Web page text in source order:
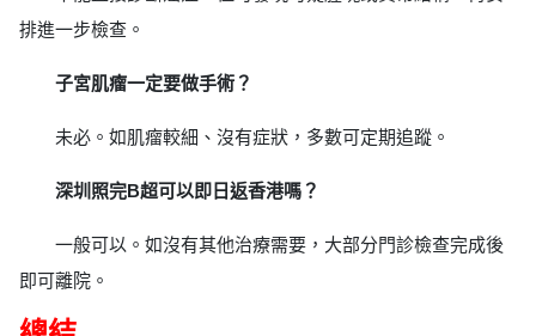
排進一步檢查。
子宮肌瘤一定要做手術？
未必。如肌瘤較細、沒有症狀，多數可定期追蹤。
深圳照完B超可以即日返香港嗎？
一般可以。如沒有其他治療需要，大部分門診檢查完成後
即可離院。